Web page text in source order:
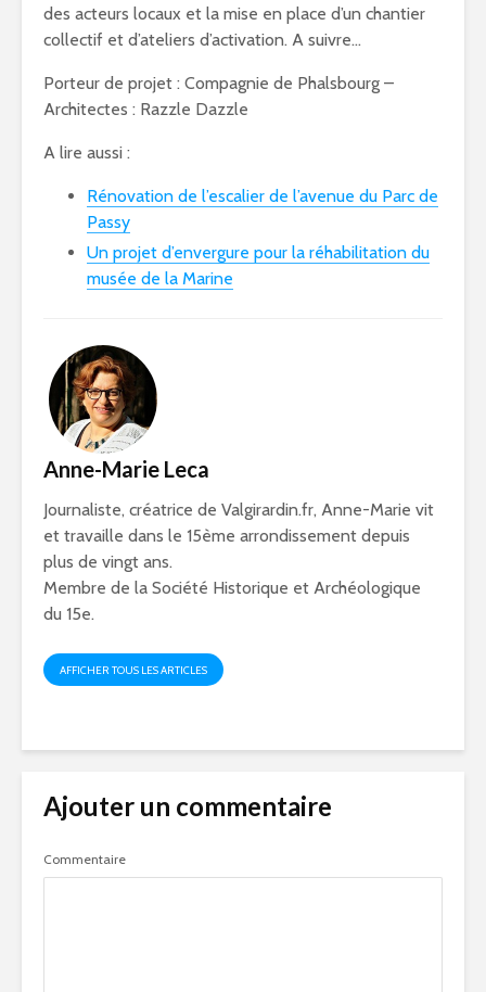
des acteurs locaux et la mise en place d’un chantier
collectif et d’ateliers d’activation. A suivre…
Porteur de projet : Compagnie de Phalsbourg –
Architectes : Razzle Dazzle
A lire aussi :
Rénovation de l’escalier de l’avenue du Parc de
Passy
Un projet d’envergure pour la réhabilitation du
musée de la Marine
Anne-Marie Leca
Journaliste, créatrice de Valgirardin.fr, Anne-Marie vit
et travaille dans le 15ème arrondissement depuis
plus de vingt ans.
Membre de la Société Historique et Archéologique
du 15e.
AFFICHER TOUS LES ARTICLES
Ajouter un commentaire
Commentaire